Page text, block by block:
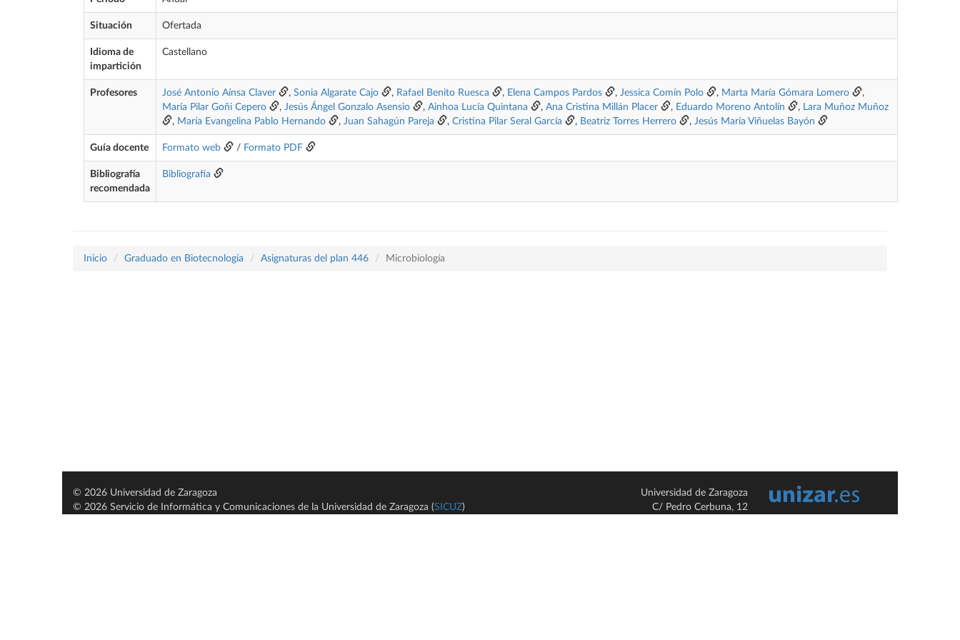
Situación Ofertada
Idioma de
impartición
Castellano
Profesores José Antonio Aínsa Claver , Sonia Algarate Cajo , Rafael Benito Ruesca , Elena Campos Pardos , Jessica Comín Polo , Marta María Gómara Lomero
,
María Pilar Goñi Cepero
, Jesús Ángel Gonzalo Asensio , Ainhoa Lucía Quintana , Ana Cristina Millán Placer , Eduardo Moreno Antolín , Lara Muñoz Muñoz
, María Evangelina Pablo Hernando , Juan Sahagún Pareja , Cristina Pilar Seral García , Beatriz Torres Herrero , Jesús María Viñuelas Bayón
Guía docente Formato web / Formato PDF
Bibliografía
recomendada
Bibliografía
Inicio Graduado en Biotecnología Asignaturas del plan 446 Microbiología
© 2026 Universidad de Zaragoza
© 2026 Servicio de Informática y Comunicaciones de la Universidad de Zaragoza (SICUZ)
Universidad de Zaragoza
C/ Pedro Cerbuna, 12